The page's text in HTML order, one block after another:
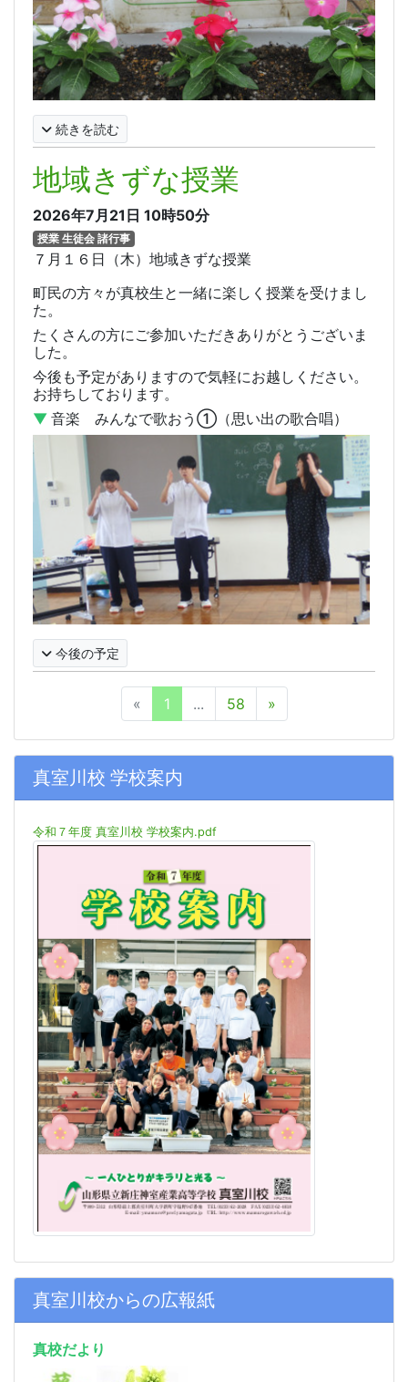
真室川校 学校案内
令和７年度 真室川校 学校案内.pdf
真室川校からの広報紙
真校だより
続きを読む
地域きずな授業
2026年7月21日 10時50分
授業 生徒会 諸行事
７月１６日（木）地域きずな授業
町民の方々が真校生と一緒に楽しく授業を受けまし
た。
たくさんの方にご参加いただきありがとうございま
した。
今後も予定がありますので気軽にお越しください。
お持ちしております。
▼ 音楽 みんなで歌おう①（思い出の歌合唱）
今後の予定
« 1 ... 58 »